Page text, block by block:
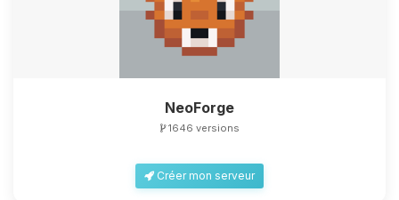
NeoForge
1646 versions
Créer mon serveur